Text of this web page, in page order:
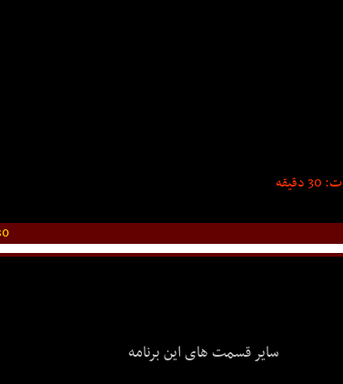
سایر قسمت های این برنامه